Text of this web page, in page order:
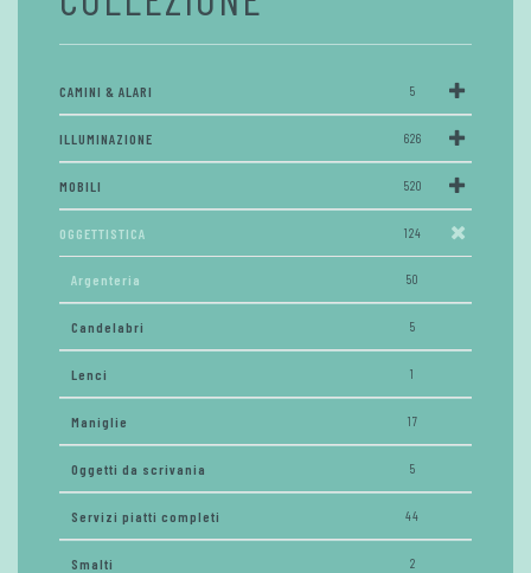
CAMINI & ALARI 5
ILLUMINAZIONE 626
MOBILI 520
OGGETTISTICA 124
Argenteria 50
Candelabri 5
Lenci 1
Maniglie 17
Oggetti da scrivania 5
Servizi piatti completi 44
Smalti 2